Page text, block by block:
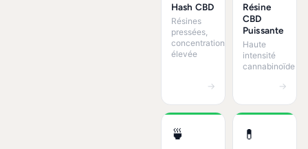
Hash CBD
Résines
pressées,
concentration
élevée
→
Résine
CBD
Puissante
Haute
intensité
cannabinoïde
→
🍵 💊